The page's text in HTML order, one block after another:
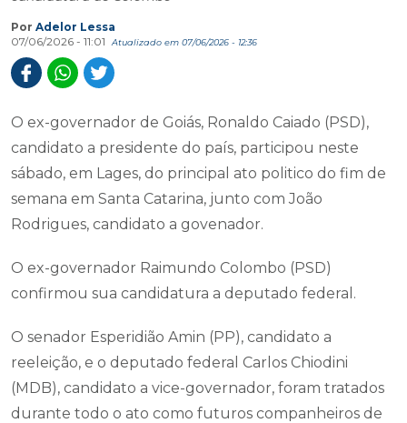
Por Adelor Lessa
07/06/2026 - 11:01
Atualizado em 07/06/2026 - 12:36
O ex-governador de Goiás, Ronaldo Caiado (PSD),
candidato a presidente do país, participou neste
sábado, em Lages, do principal ato politico do fim de
semana em Santa Catarina, junto com João
Rodrigues, candidato a govenador.
O ex-governador Raimundo Colombo (PSD)
confirmou sua candidatura a deputado federal.
O senador Esperidião Amin (PP), candidato a
reeleição, e o deputado federal Carlos Chiodini
(MDB), candidato a vice-governador, foram tratados
durante todo o ato como futuros companheiros de